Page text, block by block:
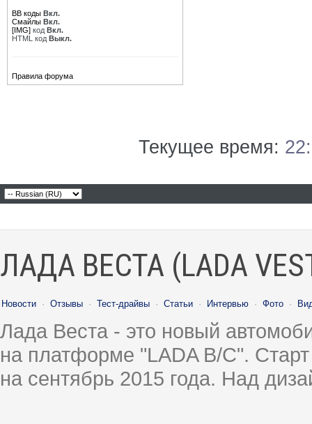
BB коды Вкл.
Смайлы Вкл.
[IMG] код Вкл.
HTML код Выкл.
Правила форума
Текущее время:
ЛАДА ВЕСТА (LADA
Новости · Отзывы · Тест-драйвы · Статьи · Интервью · Фото ·
Лада Веста - это новый
на платформе "LADA B/C".
на сентябрь 2015 года. Над